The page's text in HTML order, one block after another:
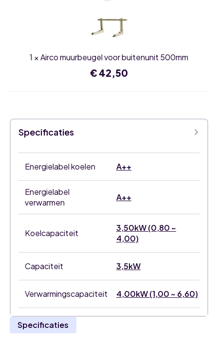
muurbeugel
buitenunit
500mm
1 ×Airco muurbeugel voor buitenunit 500mm
€ 42,50
Specificaties
Energielabel koelen A++
Energielabel
verwarmen
A++
Koelcapaciteit
3,50kW (0,80 ~
4,00)
Capaciteit 3,5kW
Verwarmingscapaciteit 4,00kW (1,00 ~ 6,60)
Specificaties